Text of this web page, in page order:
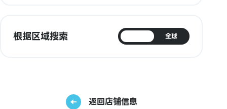
根据区域搜索 全球
返回店铺信息